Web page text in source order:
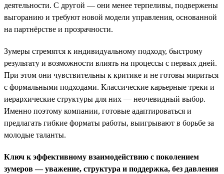
деятельности. С другой — они менее терпеливы, подвержены
выгоранию и требуют новой модели управления, основанной
на партнёрстве и прозрачности.
Зумеры стремятся к индивидуальному подходу, быстрому
результату и возможности влиять на процессы с первых дней.
При этом они чувствительны к критике и не готовы мириться
с формальными подходами. Классические карьерные треки и
иерархические структуры для них — неочевидный выбор.
Именно поэтому компании, готовые адаптироваться и
предлагать гибкие форматы работы, выигрывают в борьбе за
молодые таланты.
Ключ к эффективному взаимодействию с поколением
зумеров — уважение, структура и поддержка, без давления